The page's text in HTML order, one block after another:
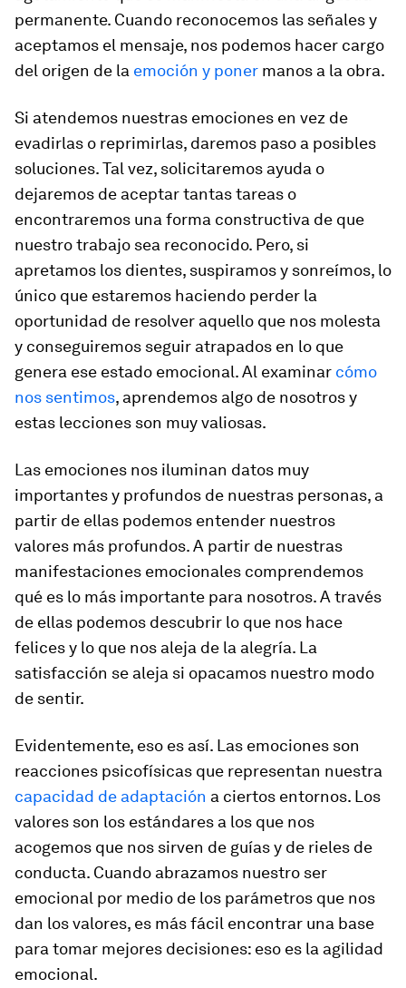
permanente. Cuando reconocemos las señales y
aceptamos el mensaje, nos podemos hacer cargo
del origen de la emoción y poner manos a la obra.
Si atendemos nuestras emociones en vez de
evadirlas o reprimirlas, daremos paso a posibles
soluciones. Tal vez, solicitaremos ayuda o
dejaremos de aceptar tantas tareas o
encontraremos una forma constructiva de que
nuestro trabajo sea reconocido. Pero, si
apretamos los dientes, suspiramos y sonreímos, lo
único que estaremos haciendo perder la
oportunidad de resolver aquello que nos molesta
y conseguiremos seguir atrapados en lo que
genera ese estado emocional. Al examinar cómo
nos sentimos, aprendemos algo de nosotros y
estas lecciones son muy valiosas.
Las emociones nos iluminan datos muy
importantes y profundos de nuestras personas, a
partir de ellas podemos entender nuestros
valores más profundos. A partir de nuestras
manifestaciones emocionales comprendemos
qué es lo más importante para nosotros. A través
de ellas podemos descubrir lo que nos hace
felices y lo que nos aleja de la alegría. La
satisfacción se aleja si opacamos nuestro modo
de sentir.
Evidentemente, eso es así. Las emociones son
reacciones psicofísicas que representan nuestra
capacidad de adaptación a ciertos entornos. Los
valores son los estándares a los que nos
acogemos que nos sirven de guías y de rieles de
conducta. Cuando abrazamos nuestro ser
emocional por medio de los parámetros que nos
dan los valores, es más fácil encontrar una base
para tomar mejores decisiones: eso es la agilidad
emocional.